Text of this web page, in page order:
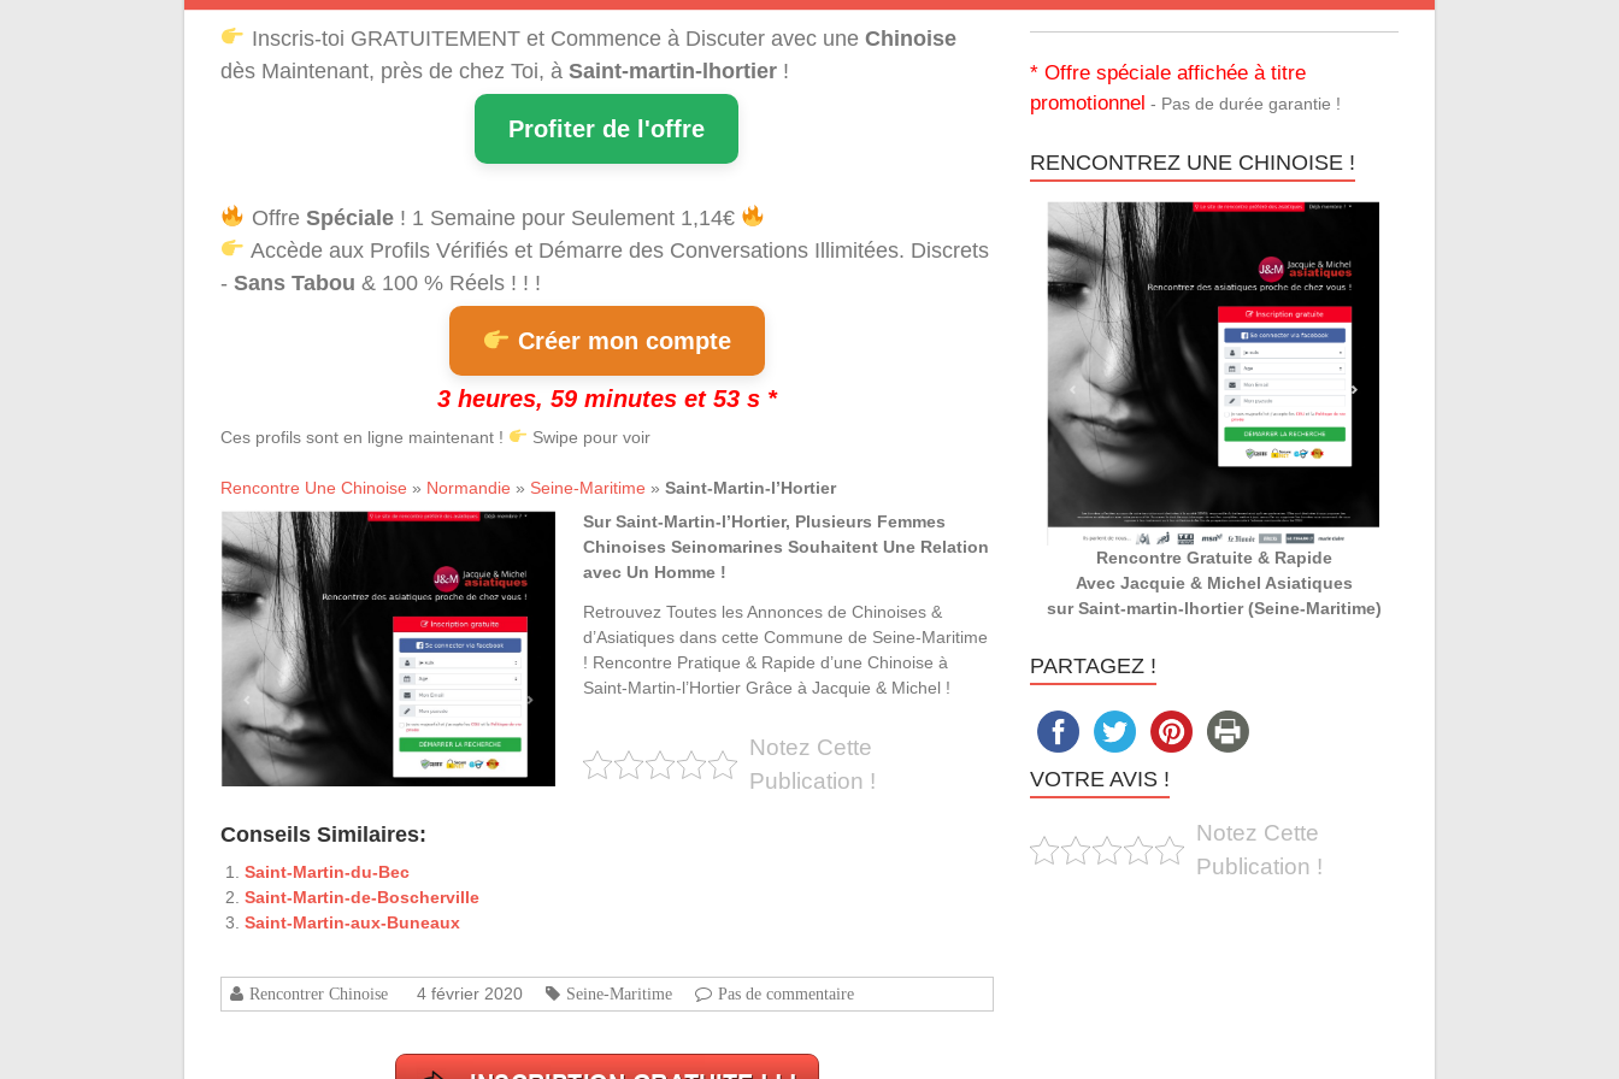
Inscris-toi GRATUITEMENT et Commence à Discuter avec une Chinoise
dès Maintenant, près de chez Toi, à Saint-martin-lhortier !
Profiter de l'offre
Offre Spéciale! 1 Semaine pour Seulement 1,14€
Accède aux Profils Vérifiés et Démarre des Conversations Illimitées. Discrets
- Sans Tabou & 100 % Réels ! ! !
Créer mon compte
3 heures, 59 minutes et 52 s *
Ces profils sont en ligne maintenant ! Swipe pour voir
Rencontre Une Chinoise » Normandie » Seine-Maritime » Saint-Martin-l’Hortier
Sur Saint-Martin-l’Hortier, Plusieurs Femmes
Chinoises Seinomarines Souhaitent Une Relation
avec Un Homme !
Retrouvez Toutes les Annonces de Chinoises &
d’Asiatiques dans cette Commune de Seine-Maritime
! Rencontre Pratique & Rapide d’une Chinoise à
Saint-Martin-l’Hortier Grâce à Jacquie & Michel !
Notez Cette
Publication !
Conseils Similaires:
Saint-Martin-du-Bec
Saint-Martin-de-Boscherville
Saint-Martin-aux-Buneaux
Rencontrer Chinoise 4 février 2020 Seine-Maritime Pas de commentaire
* Offre spéciale affichée à titre
promotionnel - Pas de durée garantie !
RENCONTREZ UNE CHINOISE !
Rencontre Gratuite & Rapide
Avec Jacquie & Michel Asiatiques
sur Saint-martin-lhortier (Seine-Maritime)
PARTAGEZ !
VOTRE AVIS !
Notez Cette
Publication !